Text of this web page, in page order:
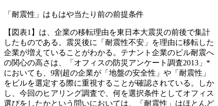
「耐震性」はもはや当たり前の前提条件
【図表1】は、企業の移転理由を東日本大震災の前後で集計
したものである。震災後に「耐震性不安」を理由に移転した
企業が増えていることがわかる。テナント企業のビル耐震へ
の関心の高さは、「オフィスの防災アンケート調査2013」*
においても、9割超の企業が「地盤の安全性」や「耐震性」
をビルを選定する際に重視することが確認されている。しか
し、今回のヒアリング調査で、何を選択条件としてオフィス
選びをしたかという問いにおいては、「耐震性」はほとんど